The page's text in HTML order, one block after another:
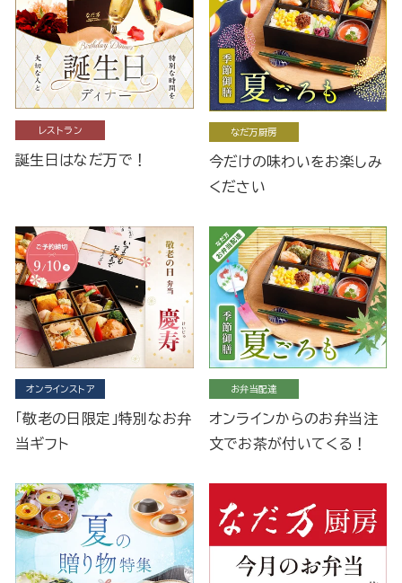
レストラン
誕生日はなだ万で！
なだ万厨房
今だけの味わいをお楽しみ
ください
オンラインストア
「敬老の日限定」特別なお弁
当ギフト
お弁当配達
オンラインからのお弁当注
文でお茶が付いてくる！